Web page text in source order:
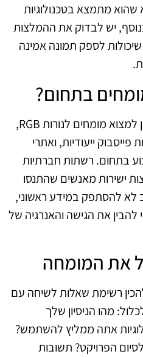
מתמצא בטכנולוגיות
יש לבדוק את ההמלצות
לספק תמונה אמינה
בתחום?
ישנם מספר מקורות בהם ניתן למצוא מומחים לנורות RGB,
פייסבוק ייעודיות, ואתרי
בתחום. רשתות חברתיות
ישירות מאנשים שהתנסו
לא להסתפק במידע ראשוני,
את הגישה והאנרגיה של
את המומחה
רשימת שאלות לשיחה עם
מהו הניסיון שלך
אתה ממליץ להשתמש?
הפרויקט? תשובות